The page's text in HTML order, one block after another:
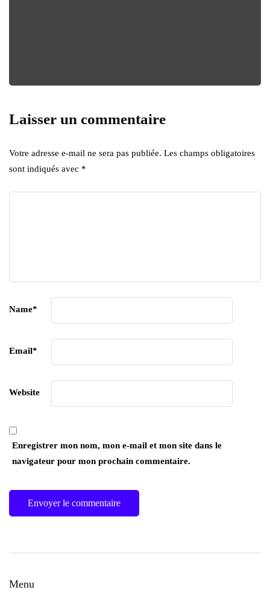
Laisser un commentaire
Votre adresse e-mail ne sera pas publiée. Les champs obligatoires
sont indiqués avec *
Name*
Email*
Website
Enregistrer mon nom, mon e-mail et mon site dans le
navigateur pour mon prochain commentaire.
Menu